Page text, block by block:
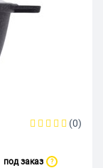
(0)
под заказ ?